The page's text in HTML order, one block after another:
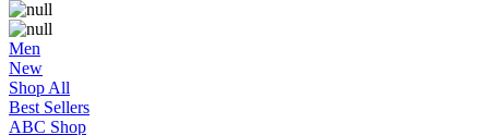
Men
New
Shop All
Best Sellers
ABC Shop